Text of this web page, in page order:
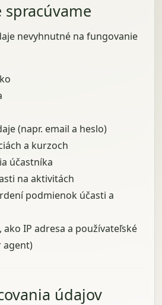
spracúvame
nevyhnutné na fungovanie
(napr. email a heslo)
a kurzoch
účastníka
na aktivitách
podmienok účasti a
ako IP adresa a používateľské
agent)
údajov